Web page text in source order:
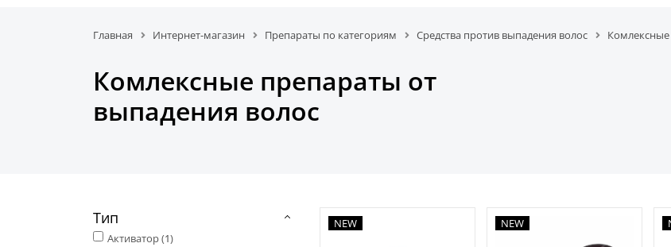
Главная Интернет-магазин Препараты по категориям Средства против выпадения волос
Комлексные препараты от
выпадения волос
Тип
Активатор (1)
NEW NEW